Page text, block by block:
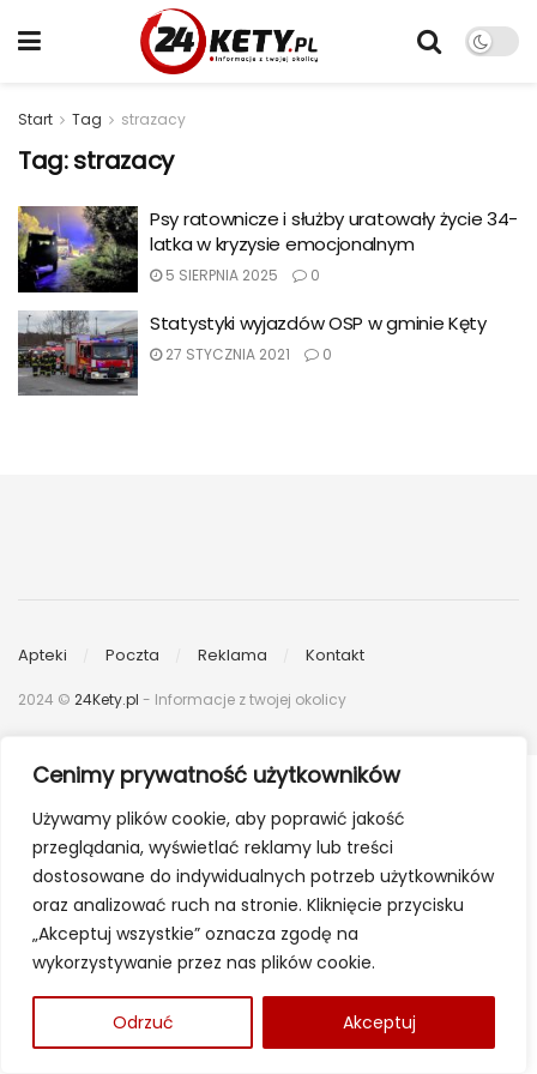
Cenimy prywatność użytkowników
Używamy plików cookie, aby poprawić jakość
przeglądania, wyświetlać reklamy lub treści
dostosowane do indywidualnych potrzeb użytkowników
oraz analizować ruch na stronie. Kliknięcie przycisku
„Akceptuj wszystkie” oznacza zgodę na
wykorzystywanie przez nas plików cookie.
Odrzuć Akceptuj
Start Tag strazacy
Tag:strazacy
Psy ratownicze i służby uratowały życie 34-
latka w kryzysie emocjonalnym
5 SIERPNIA 2025 0
Statystyki wyjazdów OSP w gminie Kęty
27 STYCZNIA 2021 0
Apteki Poczta Reklama Kontakt
2024 © 24Kety.pl - Informacje z twojej okolicy